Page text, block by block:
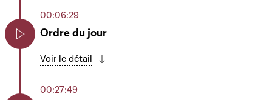
00:06:29
Ordre du jour
Voir le détail
00:27:49